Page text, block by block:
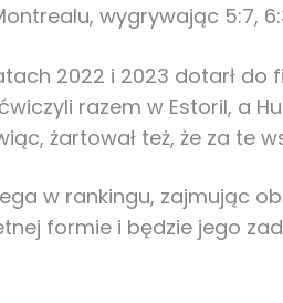
wygrywając 5:7,
2022 i 2023 dotarł
razem w Estoril, a
żartował też, że za te
w rankingu, zajmując
formie i będzie jego